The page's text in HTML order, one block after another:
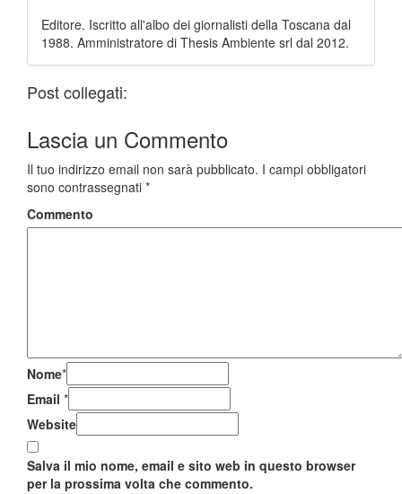
Editore. Iscritto all'albo dei giornalisti della Toscana dal
1988. Amministratore di Thesis Ambiente srl dal 2012.
Post collegati:
Lascia un Commento
Il tuo indirizzo email non sarà pubblicato. I campi obbligatori
sono contrassegnati *
Commento
Nome*
Email *
Website
Salva il mio nome, email e sito web in questo browser
per la prossima volta che commento.